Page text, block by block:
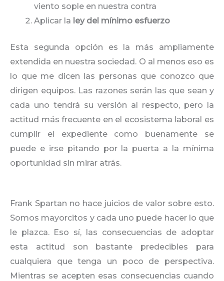
viento sople en nuestra contra
Aplicar la ley del mínimo esfuerzo
Esta segunda opción es la más ampliamente
extendida en nuestra sociedad. O al menos eso es
lo que me dicen las personas que conozco que
dirigen equipos. Las razones serán las que sean y
cada uno tendrá su versión al respecto, pero la
actitud más frecuente en el ecosistema laboral es
cumplir el expediente como buenamente se
puede e irse pitando por la puerta a la mínima
oportunidad sin mirar atrás.
Frank Spartan no hace juicios de valor sobre esto.
Somos mayorcitos y cada uno puede hacer lo que
le plazca. Eso sí, las consecuencias de adoptar
esta actitud son bastante predecibles para
cualquiera que tenga un poco de perspectiva.
Mientras se acepten esas consecuencias cuando